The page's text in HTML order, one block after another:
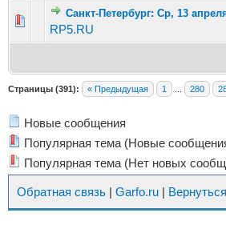
Санкт-Петербург: Ср, 13
RP5.RU
Голосов: 3 - Средняя оценка: 1.33 из 5
1234 5
Страницы (391): « Предыдущая 1 280
Новые сообщения
Популярная тема (Новые
Популярная тема (Нет новых
Обратная связь | Garfo.ru |